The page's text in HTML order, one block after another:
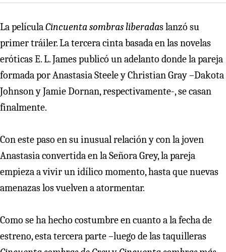
La películaCincuenta sombras liberadas lanzó su
primer tráiler. La tercera cinta basada en las novelas
eróticas E. L. James publicó un adelanto donde la pareja
formada por Anastasia Steele y Christian Gray –Dakota
Johnson y Jamie Dornan, respectivamente-, se casan
finalmente.
Con este paso en su inusual relación y con la joven
Anastasia convertida en la Señora Grey, la pareja
empieza a vivir un idílico momento, hasta que nuevas
amenazas los vuelven a atormentar.
Como se ha hecho costumbre en cuanto a la fecha de
estreno, esta tercera parte –luego de las taquilleras